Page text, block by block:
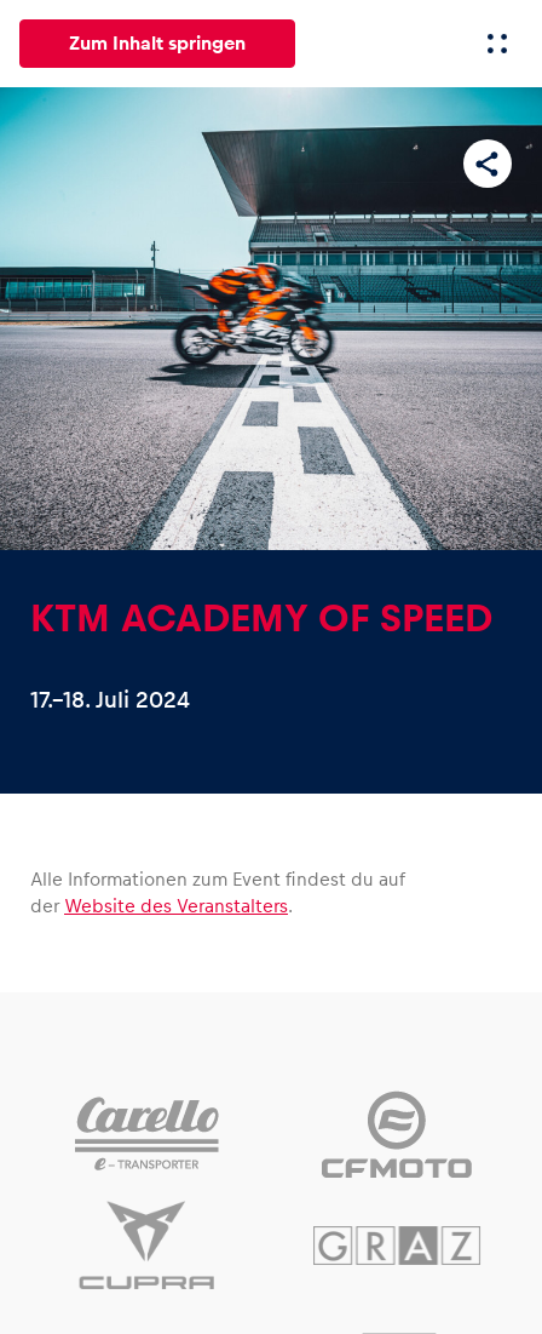
Zum Inhalt springen
Events Erlebnisse
Alle anzeigen
Events
Alle anzeigen
Fahrzeug
Alle anzeigen
KTM ACADEMY OF SPEED
17.–18. Juli 2024
Alle Informationen zum Event findest du auf
der Website des Veranstalters.